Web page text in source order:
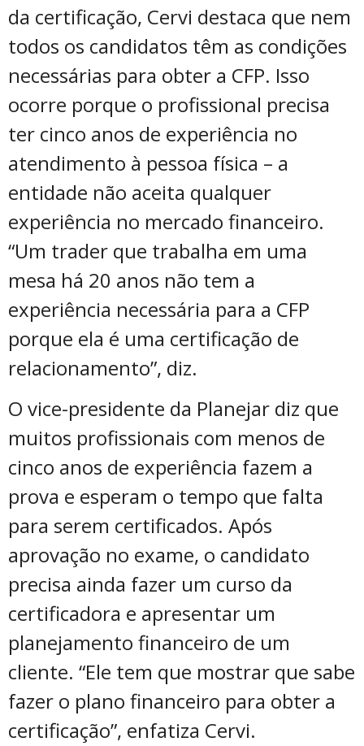
da certificação, Cervi destaca que nem
todos os candidatos têm as condições
necessárias para obter a CFP. Isso
ocorre porque o profissional precisa
ter cinco anos de experiência no
atendimento à pessoa física – a
entidade não aceita qualquer
experiência no mercado financeiro.
“Um trader que trabalha em uma
mesa há 20 anos não tem a
experiência necessária para a CFP
porque ela é uma certificação de
relacionamento”, diz.
O vice-presidente da Planejar diz que
muitos profissionais com menos de
cinco anos de experiência fazem a
prova e esperam o tempo que falta
para serem certificados. Após
aprovação no exame, o candidato
precisa ainda fazer um curso da
certificadora e apresentar um
planejamento financeiro de um
cliente. “Ele tem que mostrar que sabe
fazer o plano financeiro para obter a
certificação”, enfatiza Cervi.